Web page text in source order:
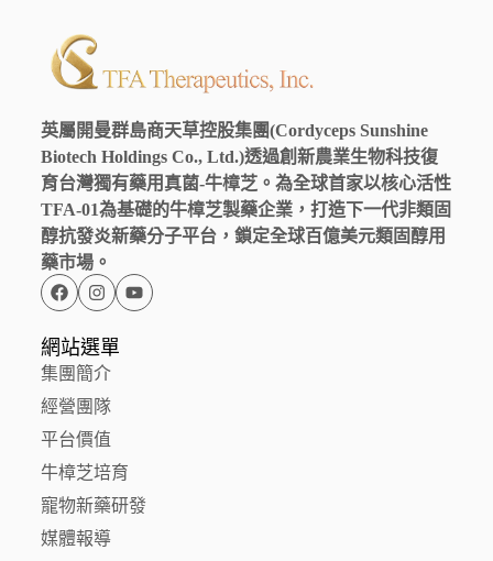
英屬開曼群島商天草控股集團(Cordyceps Sunshine
Biotech Holdings Co., Ltd.)透過創新農業生物科技復
育台灣獨有藥用真菌-牛樟芝。為全球首家以核心活性
TFA-01為基礎的牛樟芝製藥企業，打造下一代非類固
醇抗發炎新藥分子平台，鎖定全球百億美元類固醇用
藥市場。
網站選單
集團簡介
經營團隊
平台價值
牛樟芝培育
寵物新藥研發
媒體報導